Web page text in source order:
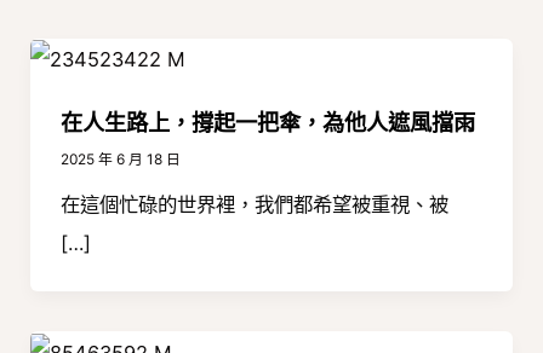
在人生路上，撐起一把傘，為他人遮風擋雨
2025 年 6 月 18 日
在這個忙碌的世界裡，我們都希望被重視、被
[…]